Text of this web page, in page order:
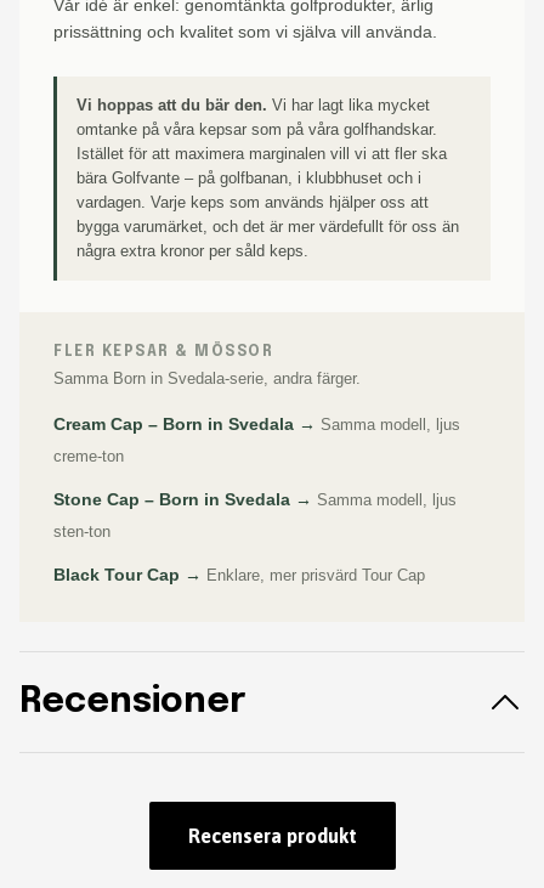
Vår idé är enkel: genomtänkta golfprodukter, ärlig
prissättning och kvalitet som vi själva vill använda.
Vi hoppas att du bär den. Vi har lagt lika mycket
omtanke på våra kepsar som på våra golfhandskar.
Istället för att maximera marginalen vill vi att fler ska
bära Golfvante – på golfbanan, i klubbhuset och i
vardagen. Varje keps som används hjälper oss att
bygga varumärket, och det är mer värdefullt för oss än
några extra kronor per såld keps.
FLER KEPSAR & MÖSSOR
Samma Born in Svedala-serie, andra färger.
Cream Cap – Born in Svedala → Samma modell, ljus
creme-ton
Stone Cap – Born in Svedala → Samma modell, ljus
sten-ton
Black Tour Cap → Enklare, mer prisvärd Tour Cap
Recensioner
Recensera produkt